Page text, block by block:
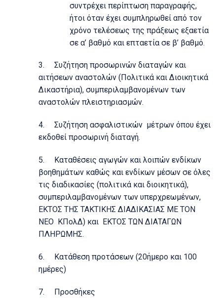
συντρέχει περίπτωση παραγραφής,
ήτοι όταν έχει συμπληρωθεί από τον
χρόνο τελέσεως της πράξεως εξαετία
σε α’ βαθμό και επταετία σε β’ βαθμό.
3. Συζήτηση προσωρινών διαταγών και
αιτήσεων αναστολών (Πολιτικά και Διοικητικά
Δικαστήρια), συμπεριλαμβανομένων των
αναστολών πλειστηριασμών.
4. Συζήτηση ασφαλιστικών μέτρων όπου έχει
εκδοθεί προσωρινή διαταγή.
5. Καταθέσεις αγωγών και λοιπών ενδίκων
βοηθημάτων καθώς και ενδίκων μέσων σε όλες
τις διαδικασίες (πολιτικά και διοικητικά),
συμπεριλαμβανομένων των υπερχρεωμένων,
ΕΚΤΟΣ ΤΗΣ ΤΑΚΤΙΚΗΣ ΔΙΑΔΙΚΑΣΙΑΣ ΜΕ ΤΟΝ
ΝΕΟ ΚΠολΔ) και ΕΚΤΟΣ ΤΩΝ ΔΙΑΤΑΓΩΝ
ΠΛΗΡΩΜΗΣ.
6. Κατάθεση προτάσεων (20ήμερο και 100
ημέρες)
7. Προσθήκες